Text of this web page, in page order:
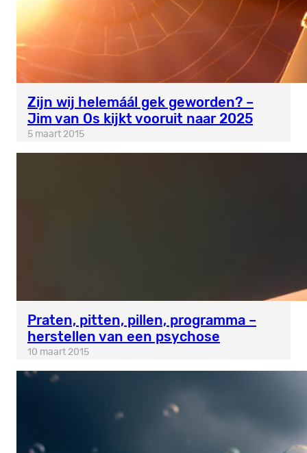
Zijn wij helemáál gek geworden? –
Jim van Os kijkt vooruit naar 2025
5 maart 2015
Praten, pitten, pillen, programma –
herstellen van een psychose
10 maart 2015